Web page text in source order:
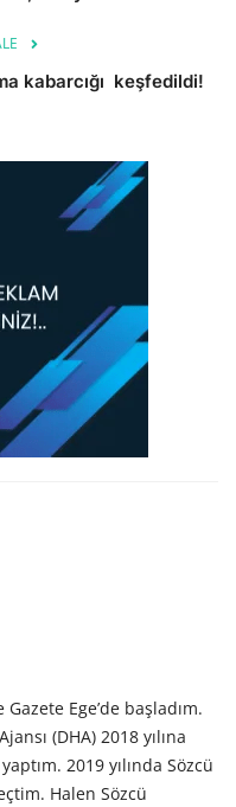
kabarcığı keşfedildi!
Ege’de başladım.
(DHA) 2018 yılına
2019 yılında Sözcü
Halen Sözcü